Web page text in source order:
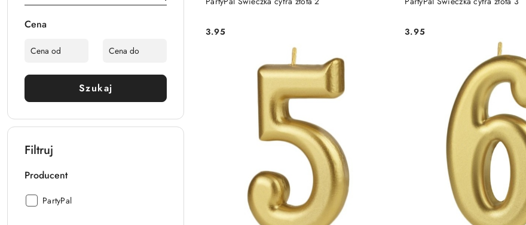
Cena
Szukaj
Filtruj
Producent
Producent:
PartyPal
Cena:
3.95 Cena:
3.95